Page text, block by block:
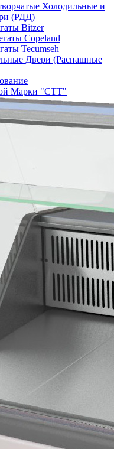
Холодильные и
(РДД)
Bitzer
Copeland
Tecumseh
Двери (Распашные
Марки "СТТ"